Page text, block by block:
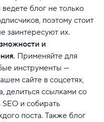
блог не только
поэтому стоит
заинтересуют их.
и
Применяйте для
инструменты —
сайте в соцсетях,
делиться ссылками со
и собирать
поста. Также блог